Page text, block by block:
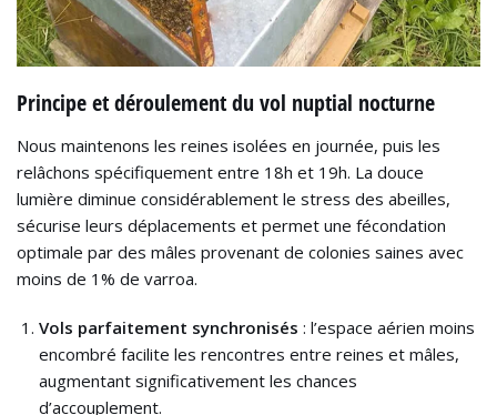
Principe et déroulement du vol nuptial nocturne
Nous maintenons les reines isolées en journée, puis les
relâchons spécifiquement entre 18h et 19h. La douce
lumière diminue considérablement le stress des abeilles,
sécurise leurs déplacements et permet une fécondation
optimale par des mâles provenant de colonies saines avec
moins de 1% de varroa.
Vols parfaitement synchronisés : l’espace aérien moins
encombré facilite les rencontres entre reines et mâles,
augmentant significativement les chances
d’accouplement.